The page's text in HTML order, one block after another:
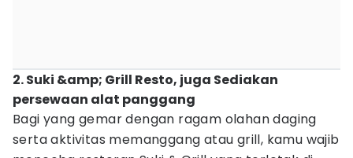
2. Suki &amp; Grill Resto, juga Sediakan
persewaan alat panggang
Bagi yang gemar dengan ragam olahan daging
serta aktivitas memanggang atau grill, kamu wajib